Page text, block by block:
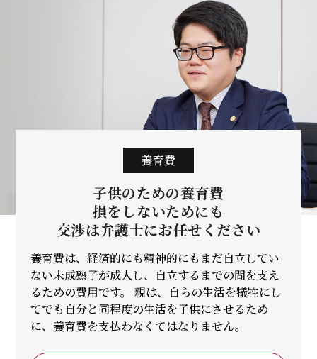
養育費
子供のための養育費
損をしないためにも
交渉は弁護士にお任せください
養育費は、経済的にも精神的にもまだ自立してい
ない未成熟子が成人し、自立するまでの間を支え
るための費用です。 親は、自らの生活を犠牲にし
てでも自分と同程度の生活を子供にさせるため
に、養育費を支払わなくてはなりません。